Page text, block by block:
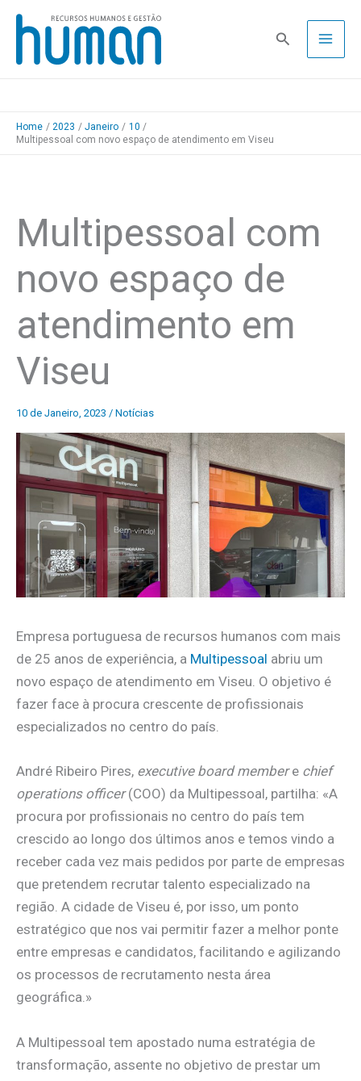
Skip
content
Pesquisa
Home 2023 Janeiro
10
Multipessoal com novo espaço de atendimento em Viseu
Multipessoal com
novo espaço de
atendimento em
Viseu
10 de Janeiro, 2023 / Notícias
Empresa portuguesa de recursos humanos com mais
de 25 anos de experiência, a Multipessoal abriu um
novo espaço de atendimento em Viseu. O objetivo é
fazer face à procura crescente de profissionais
especializados no centro do país.
André Ribeiro Pires, executive board membere chief
operations officer(COO) da Multipessoal, partilha: «A
procura por profissionais no centro do país tem
crescido ao longo dos últimos anos e temos vindo a
receber cada vez mais pedidos por parte de empresas
que pretendem recrutar talento especializado na
região. A cidade de Viseu é, por isso, um ponto
estratégico que nos vai permitir fazer a melhor ponte
entre empresas e candidatos, facilitando e agilizando
os processos de recrutamento nesta área
geográfica.»
A Multipessoal tem apostado numa estratégia de
transformação, assente no objetivo de prestar um